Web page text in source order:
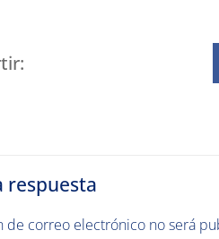
respuesta
de correo electrónico no será